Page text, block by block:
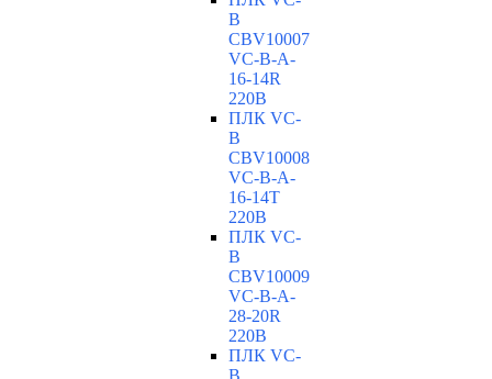
B
CBV10007
VC-В-A-
16-14R
220В
ПЛК VC-
B
CBV10008
VC-В-A-
16-14T
220В
ПЛК VC-
B
CBV10009
VC-В-A-
28-20R
220В
ПЛК VC-